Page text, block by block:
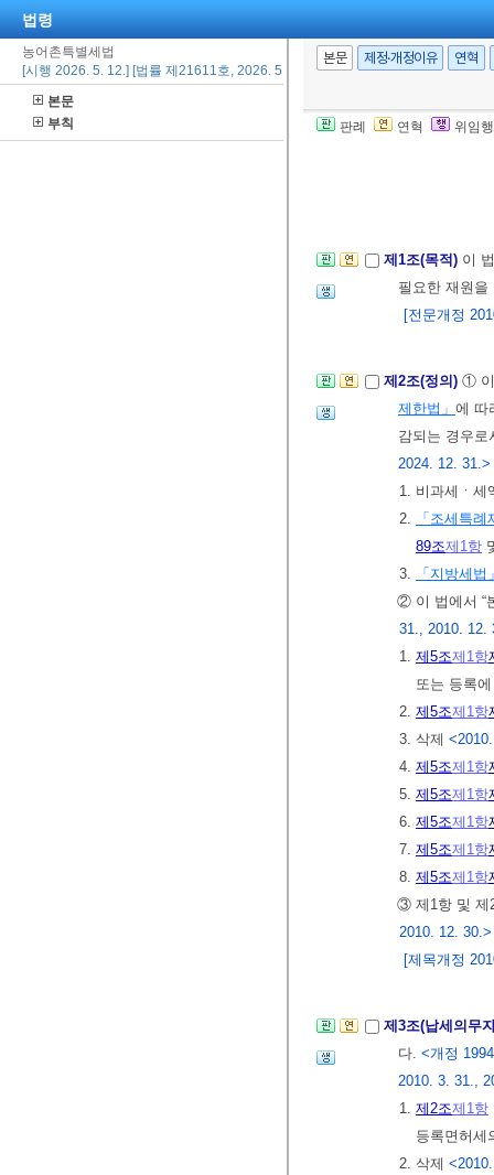
법령
농어촌특별세법
[시행 2026. 5. 12.] [법률 제21611호, 2026. 5. 12., 일부개정]
본문
부칙
본문 제정·개정이유 연혁
판례 연혁 위임
제1조(목적) 이
필요한 재원을
[전문개정
제2조(정의) ① 이
제한법」 에 따
감되는 경우
2024. 12. 31.>
1. 비과세ㆍ세
2.
「조세특
89조제1항
3.
「지방세법
② 이 법에서 “
31., 2010. 12.
1. 제5조제1항
또는 등록
2. 제5조제1항
3. 삭제
4. 제5조제1항
5. 제5조제1항
6. 제5조제1항
7. 제5조제1항
8. 제5조제1항
③ 제1항 및 제
2010. 12. 30.>
[제목개정
제3조(납세의무
다. <개정
2010. 3. 31.,
1. 제2조제1항
등록면허세
2. 삭제